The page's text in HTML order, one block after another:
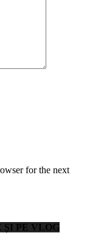
for the next
ȘI PE VLOG